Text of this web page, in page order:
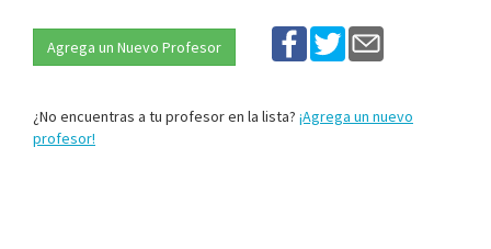
Agrega un Nuevo Profesor
¿No encuentras a tu profesor en la lista? ¡Agrega un nuevo
profesor!